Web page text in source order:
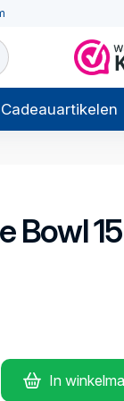
Cadeauartikelen
Bowl
In